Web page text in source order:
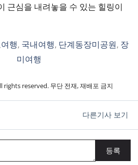
근심을 내려놓을 수 있는 힐링이
행, 국내여행, 단계동장미공원, 장
미여행
reserved. 무단 전재, 재배포 금지
다른기사 보기